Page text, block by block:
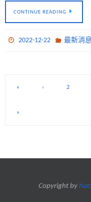
CONTINUE READING
2022-12-22 最新消息
« ‹ 2
»
Copyright by